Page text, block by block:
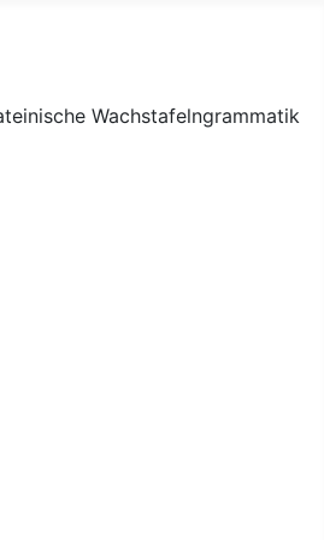
Wachstafelngrammatik